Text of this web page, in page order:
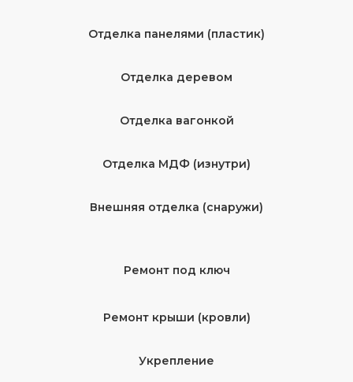
Отделка панелями (пластик)
Отделка деревом
Отделка вагонкой
Отделка МДФ (изнутри)
Внешняя отделка (снаружи)
Ремонт под ключ
Ремонт крыши (кровли)
Укрепление